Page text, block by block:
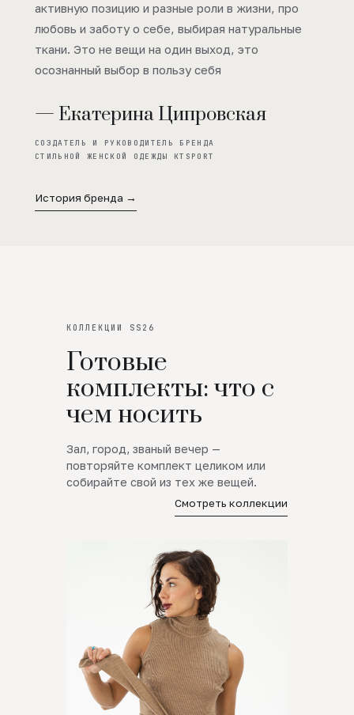
активную позицию и разные роли в жизни, про
любовь и заботу о себе, выбирая натуральные
ткани. Это не вещи на один выход, это
осознанный выбор в пользу себя
— Екатерина Ципровская
СОЗДАТЕЛЬ И РУКОВОДИТЕЛЬ БРЕНДА
СТИЛЬНОЙ ЖЕНСКОЙ ОДЕЖДЫ KTSPORT
История бренда →
КОЛЛЕКЦИИ SS26
Готовые
комплекты: что с
чем носить
Зал, город, званый вечер —
повторяйте комплект целиком или
собирайте свой из тех же вещей.
Смотреть коллекции